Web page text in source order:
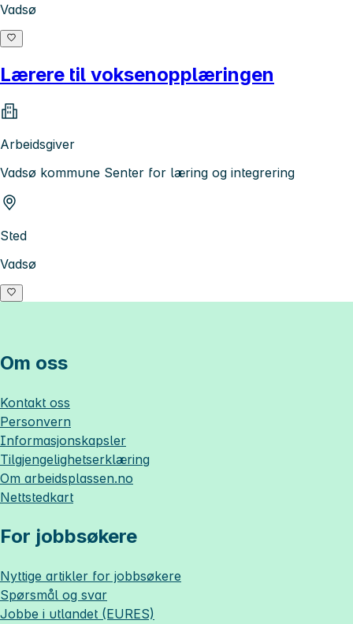
Vadsø
Lærere til voksenopplæringen
Arbeidsgiver
Vadsø kommune Senter for læring og integrering
Sted
Vadsø
Om oss
Kontakt oss
Personvern
Informasjonskapsler
Tilgjengelighetserklæring
Om arbeidsplassen.no
Nettstedkart
For jobbsøkere
Nyttige artikler for jobbsøkere
Spørsmål og svar
Jobbe i utlandet (EURES)